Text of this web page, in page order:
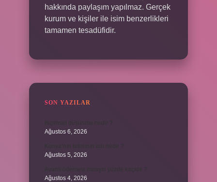
hakkında paylaşım yapılmaz. Gerçek
kurum ve kişiler ile isim benzerlikleri
tamamen tesadüfidir.
SON YAZILAR
Ağustos 6, 2026
Ağustos 5, 2026
Ağustos 4, 2026